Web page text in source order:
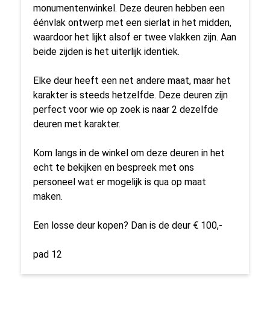
monumentenwinkel. Deze deuren hebben een
éénvlak ontwerp met een sierlat in het midden,
waardoor het lijkt alsof er twee vlakken zijn. Aan
beide zijden is het uiterlijk identiek.
Elke deur heeft een net andere maat, maar het
karakter is steeds hetzelfde. Deze deuren zijn
perfect voor wie op zoek is naar 2 dezelfde
deuren met karakter.
Kom langs in de winkel om deze deuren in het
echt te bekijken en bespreek met ons
personeel wat er mogelijk is qua op maat
maken.
Een losse deur kopen? Dan is de deur € 100,-
pad 12